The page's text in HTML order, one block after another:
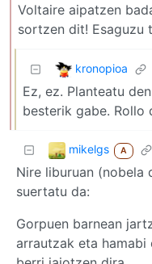
Voltaire aipatzen
sortzen dit! Esaguzu
kronopioa
Ez, ez. Planteatu
besterik gabe. Rollo
mikelgs A
Nire liburuan (nobela
suertatu da:
Gorpuen barnean
arrautzak eta hamabi